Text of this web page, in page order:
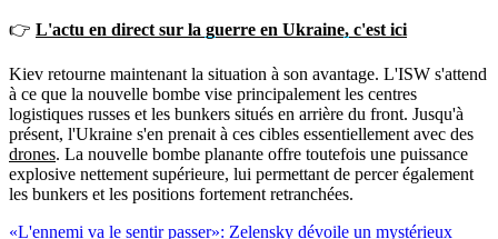
👉 L'actu en direct sur la guerre en Ukraine, c'est ici
Kiev retourne maintenant la situation à son avantage. L'ISW s'attend
à ce que la nouvelle bombe vise principalement les centres
logistiques russes et les bunkers situés en arrière du front. Jusqu'à
présent, l'Ukraine s'en prenait à ces cibles essentiellement avec des
drones. La nouvelle bombe planante offre toutefois une puissance
explosive nettement supérieure, lui permettant de percer également
les bunkers et les positions fortement retranchées.
«L'ennemi va le sentir passer»: Zelensky dévoile un mystérieux